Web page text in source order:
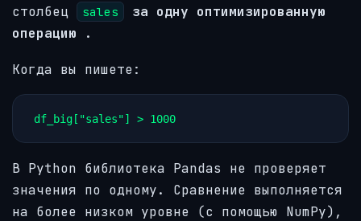
столбец
sales
за одну оптимизированную
операцию .
Когда вы пишете:
df_big["sales"] > 1000
В Python библиотека Pandas не проверяет
значения по одному. Сравнение выполняется
на более низком уровне (с помощью NumPy),